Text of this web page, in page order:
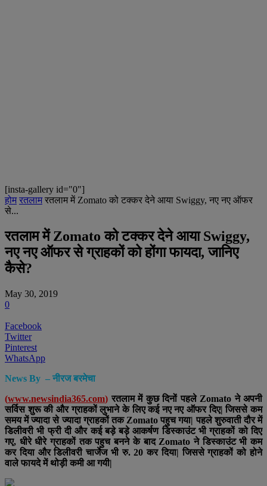
[insta-gallery id="0"]
होम रतलाम रतलाम में Zomato को टक्कर देने आया Swiggy, नए नए ऑफर
से...
रतलाम में Zomato को टक्कर देने आया Swiggy,
नए नए ऑफर से ग्राहकों को होंगा फायदा, जानिए
कैसे?
May 30, 2019
0
Facebook
Twitter
Pinterest
WhatsApp
News By – नीरज बरमेचा
(www.newsindia365.com) रतलाम में कुछ दिनों पहले Zomato ने अपनी
सर्विस शुरू की और ग्राहकों लुभाने के लिए कई नए नए ऑफर दिए| जिससे कम
समय में ज्यादा से ज्यादा ग्राहकों तक Zomato पहुच गया| पहले शुरुवाती दौर में
डिलीवरी भी फ्री दी और कई बड़े बड़े आकर्षण डिस्काउंट भी ग्राहकों को दिए
गए, धीरे धीरे ग्राहकों तक पहुच बनने के बाद Zomato ने डिस्काउंट भी कम
कर दिया और डिलीवरी चार्जेज भी रु. 20 कर दिया| जिससे ग्राहकों को होने
वाले फायदे में थोड़ी कमी आ गयी|